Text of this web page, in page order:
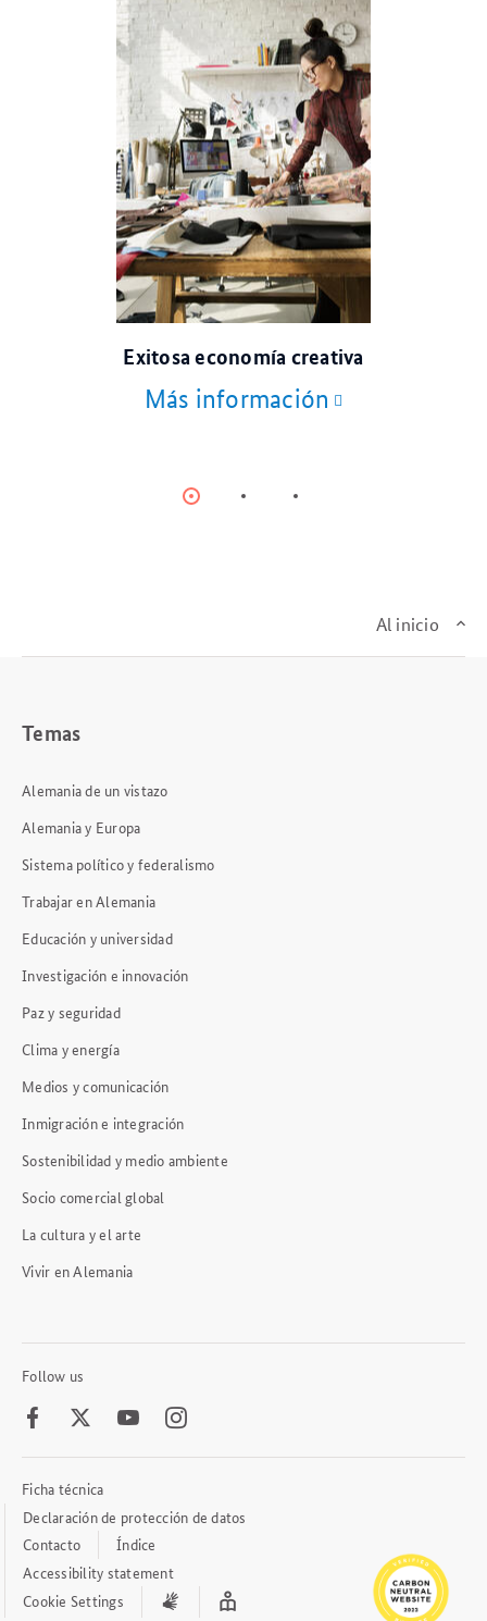
Exitosa economía creativa
Más información
Al inicio
Temas
Alemania de un vistazo
Alemania y Europa
Sistema político y federalismo
Trabajar en Alemania
Educación y universidad
Investigación e innovación
Paz y seguridad
Clima y energía
Medios y comunicación
Inmigración e integración
Sostenibilidad y medio ambiente
Socio comercial global
La cultura y el arte
Vivir en Alemania
Follow us
FacebookTwitter Youtube
Footer
Meta
Links
Ficha técnica
Declaración de protección de datos
Contacto
Índice
Accessibility statement
Cookie Settings
International